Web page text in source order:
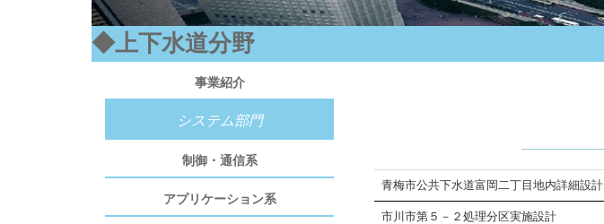
◆上下水道分野
事業紹介
システム部門
制御・通信系
アプリケーション系
青梅市公共下水道富岡二丁目地内詳細設計
市川市第５－２処理分区実施設計